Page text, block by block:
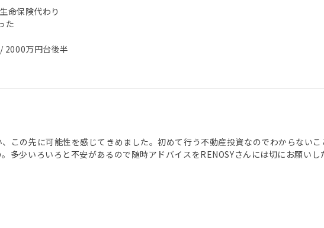
命保険代わり
た
2000万円台後半
この先に可能性を感じてきめました。初めて行う不動産投資なのでわからない
多少いろいろと不安があるので随時アドバイスをRENOSYさんには切にお願いし